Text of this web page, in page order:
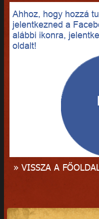
Ahhoz, hogy hozzá
jelentkezned a
alábbi ikonra,
oldalt!
» VISSZA A